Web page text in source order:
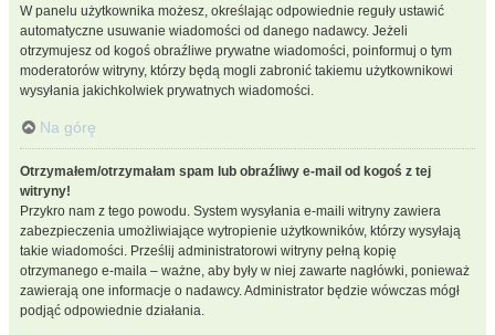
W panelu użytkownika możesz, określając odpowiednie reguły ustawić
automatyczne usuwanie wiadomości od danego nadawcy. Jeżeli
otrzymujesz od kogoś obraźliwe prywatne wiadomości, poinformuj o tym
moderatorów witryny, którzy będą mogli zabronić takiemu użytkownikowi
wysyłania jakichkolwiek prywatnych wiadomości.
Na górę
Otrzymałem/otrzymałam spam lub obraźliwy e-mail od kogoś z tej
witryny!
Przykro nam z tego powodu. System wysyłania e-maili witryny zawiera
zabezpieczenia umożliwiające wytropienie użytkowników, którzy wysyłają
takie wiadomości. Prześlij administratorowi witryny pełną kopię
otrzymanego e-maila – ważne, aby były w niej zawarte nagłówki, ponieważ
zawierają one informacje o nadawcy. Administrator będzie wówczas mógł
podjąć odpowiednie działania.